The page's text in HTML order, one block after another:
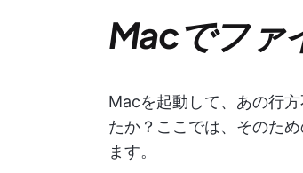
Macでファ
Macを起動して、あの行
たか？ここでは、そのた
ます。